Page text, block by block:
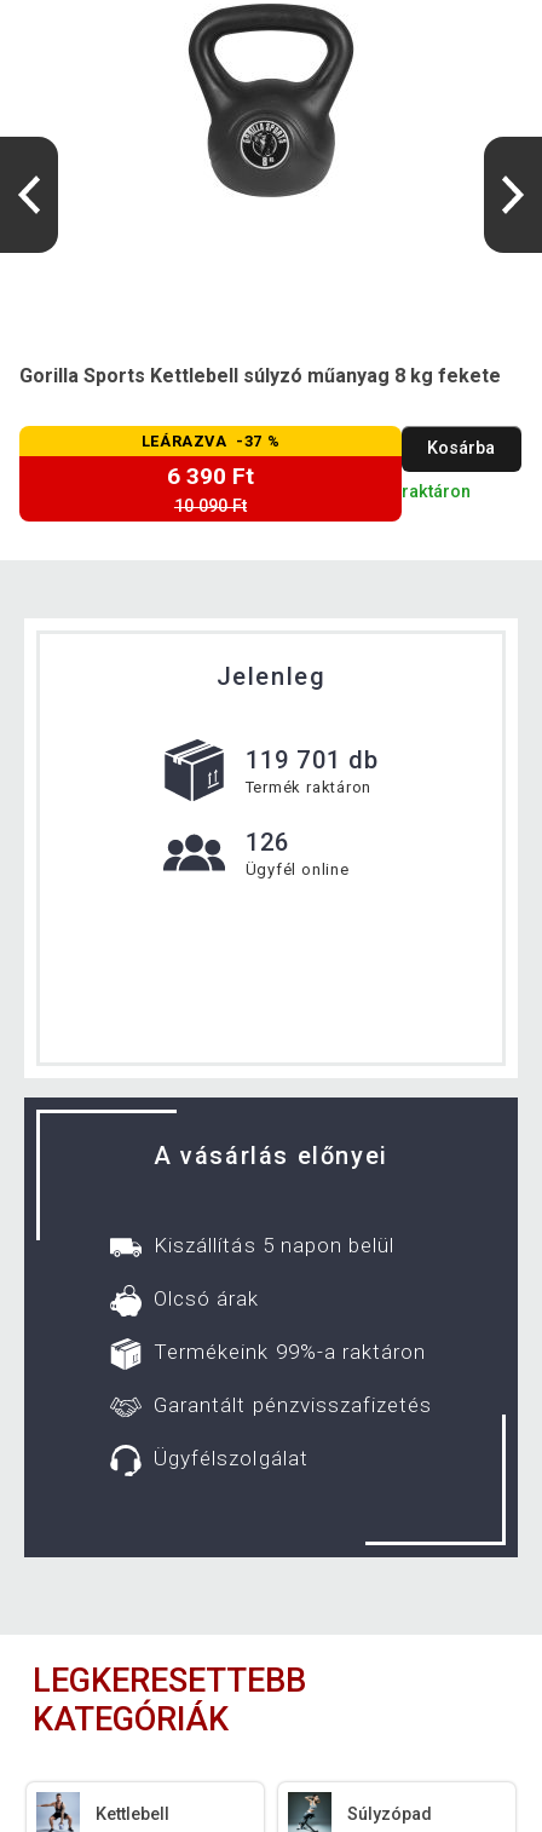
Gorilla Sports Kettlebell súlyzó műanyag 8 kg fekete
LEÁRAZVA -37 %
6 390 Ft
10 090 Ft
Kosárba
raktáron
Jelenleg
119 701 db
Termék raktáron
126
Ügyfél online
A vásárlás előnyei
Kiszállítás 5 napon belül
Olcsó árak
Termékeink 99%-a raktáron
Garantált pénzvisszafizetés
Ügyfélszolgálat
LEGKERESETTEBB
KATEGÓRIÁK
Kettlebell Súlyzópad